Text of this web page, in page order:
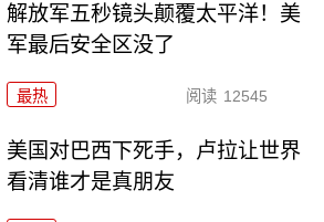
解放军五秒镜头颠覆太平洋！美
军最后安全区没了
最热 阅读 12545
美国对巴西下死手，卢拉让世界
看清谁才是真朋友